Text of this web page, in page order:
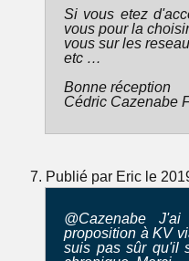
Si vous etez
vous pour la
vous sur les
etc …
Bonne réception
Cédric Cazenabe
Publié par Eric le
@Cazenabe
proposition à KV
suis pas sûr qu'il